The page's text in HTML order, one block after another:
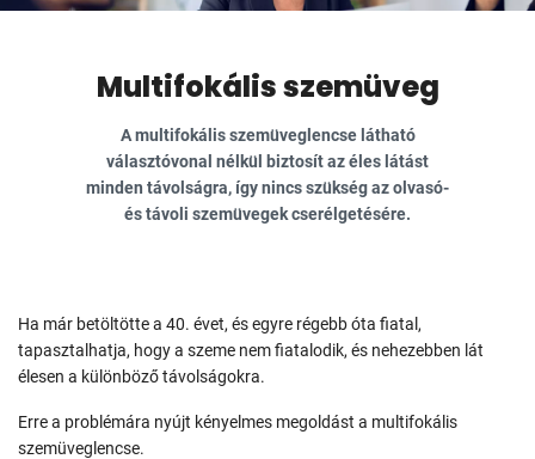
Multifokális szemüveg
A multifokális szemüveglencse látható
választóvonal nélkül biztosít az éles látást
minden távolságra, így nincs szükség az olvasó-
és távoli szemüvegek cserélgetésére.
Ha már betöltötte a 40. évet, és egyre régebb óta fiatal,
tapasztalhatja, hogy a szeme nem fiatalodik, és nehezebben lát
élesen a különböző távolságokra.
Erre a problémára nyújt kényelmes megoldást a multifokális
szemüveglencse.